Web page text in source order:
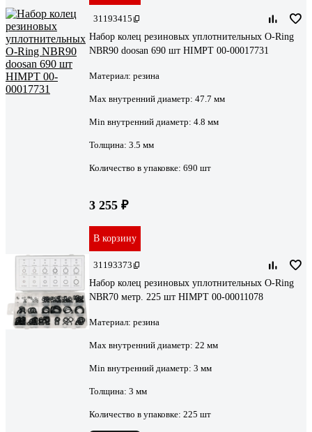
31193415
Набор колец резиновых уплотнительных O-Ring
NBR90 doosan 690 шт HIMPT 00-00017731
Материал: резина
Max внутренний диаметр: 47.7 мм
Min внутренний диаметр: 4.8 мм
Толщина: 3.5 мм
Количество в упаковке: 690 шт
3 255 ₽
В корзину
31193373
Набор колец резиновых уплотнительных O-Ring
NBR70 метр. 225 шт HIMPT 00-00011078
Материал: резина
Max внутренний диаметр: 22 мм
Min внутренний диаметр: 3 мм
Толщина: 3 мм
Количество в упаковке: 225 шт